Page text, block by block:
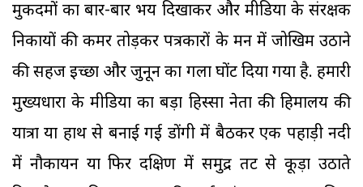
मुकदमों का बार-बार भय दिखाकर और मीडिया के संरक्षक
निकायों की कमर तोड़कर पत्रकारों के मन में जोखिम उठाने
की सहज इच्छा और जुनून का गला घोंट दिया गया है. हमारी
मुख्यधारा के मीडिया का बड़ा हिस्सा नेता की हिमालय की
यात्रा या हाथ से बनाई गई डोंगी में बैठकर एक पहाड़ी नदी
में नौकायन या फिर दक्षिण में समुद्र तट से कूड़ा उठाते